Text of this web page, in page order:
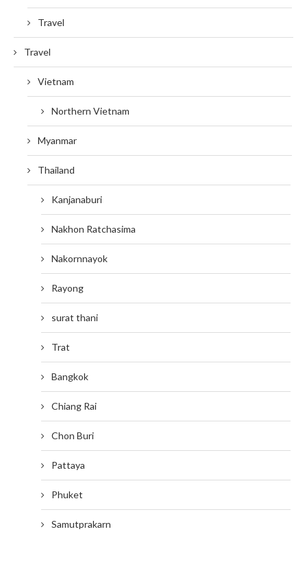
Travel
Travel
Vietnam
Northern Vietnam
Myanmar
Thailand
Kanjanaburi
Nakhon Ratchasima
Nakornnayok
Rayong
surat thani
Trat
Bangkok
Chiang Rai
Chon Buri
Pattaya
Phuket
Samutprakarn